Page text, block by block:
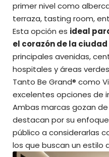
primer nivel como
terraza, tasting room,
Esta opción es ideal
el corazón de la ciudad
principales avenidas,
hospitales y áreas
Tanto Be Grand® como
excelentes opciones de
Ambas marcas gozan
destacan por su
público a considerarlas
los que buscan un estilo